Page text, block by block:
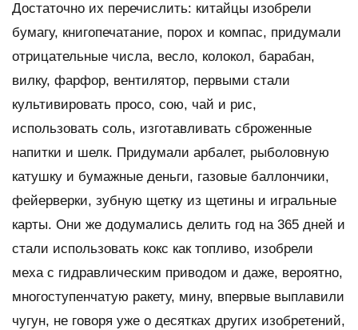
Достаточно их перечислить: китайцы изобрели
бумагу, книгопечатание, порох и компас, придумали
отрицательные числа, весло, колокол, барабан,
вилку, фарфор, вентилятор, первыми стали
культивировать просо, сою, чай и рис,
использовать соль, изготавливать сброженные
напитки и шелк. Придумали арбалет, рыболовную
катушку и бумажные деньги, газовые баллончики,
фейерверки, зубную щетку из щетины и игральные
карты. Они же додумались делить год на 365 дней и
стали использовать кокс как топливо, изобрели
меха с гидравлическим приводом и даже, вероятно,
многоступенчатую ракету, мину, впервые выплавили
чугун, не говоря уже о десятках других изобретений,